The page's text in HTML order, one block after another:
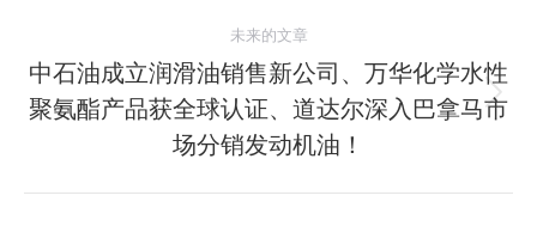
章：
未来的文章
来
中石油成立润滑油销售新公司、万华化学水性
聚氨酯产品获全球认证、道达尔深入巴拿马市
场分销发动机油！